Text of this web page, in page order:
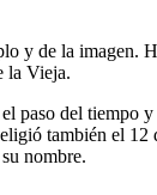
de la imagen.
la Vieja.
del
también el
nombre.